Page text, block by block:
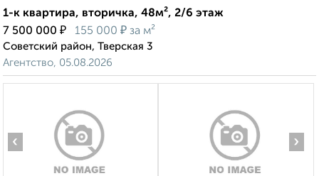
1-к квартира, вторичка, 48м², 2/6 этаж
7 500 000 ₽ 155 000 ₽ за м²
Советский район, Тверская 3
Агентство, 05.08.2026
‹ ›